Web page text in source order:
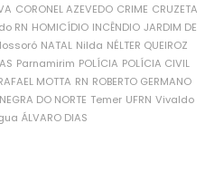
CORONEL AZEVEDO CRIME CRUZETA
RN HOMICÍDIO INCÊNDIO JARDIM DE
NATAL Nilda NÉLTER QUEIROZ
Parnamirim POLÍCIA POLÍCIA CIVIL
MOTTA RN ROBERTO GERMANO
DO NORTE Temer UFRN Vivaldo
ÁLVARO DIAS